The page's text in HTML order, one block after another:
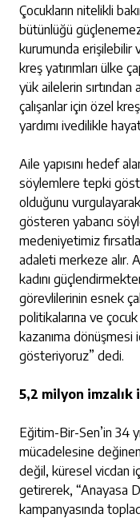
Çocukların nitelikli
bütünlüğü
kurumunda erişilebilir
kreş yatırımları ülke
yük ailelerin sırtından
çalışanlar için özel
yardımı ivedilikle
Aile yapısını hedef
söylemlere tepki
olduğunu
gösteren yabancı
medeniyetimiz
adaleti merkeze alır.
kadını
görevlilerinin esnek
politikalarına ve çocuk
kazanıma
gösteriyoruz” dedi.
5,2 milyon
Eğitim-Bir-Sen’in 34
mücadelesine
değil, küresel vicdan
getirerek, “Anayasa
kampanyasında